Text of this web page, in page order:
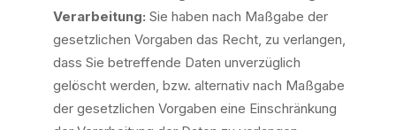
Verarbeitung: Sie haben nach Maßgabe der
gesetzlichen Vorgaben das Recht, zu verlangen,
dass Sie betreffende Daten unverzüglich
gelöscht werden, bzw. alternativ nach Maßgabe
der gesetzlichen Vorgaben eine Einschränkung